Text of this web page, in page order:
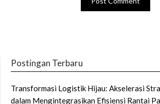
Postingan Terbaru
Transformasi Logistik Hijau: Akselerasi
dalam Mengintegrasikan Efisiensi Rantai